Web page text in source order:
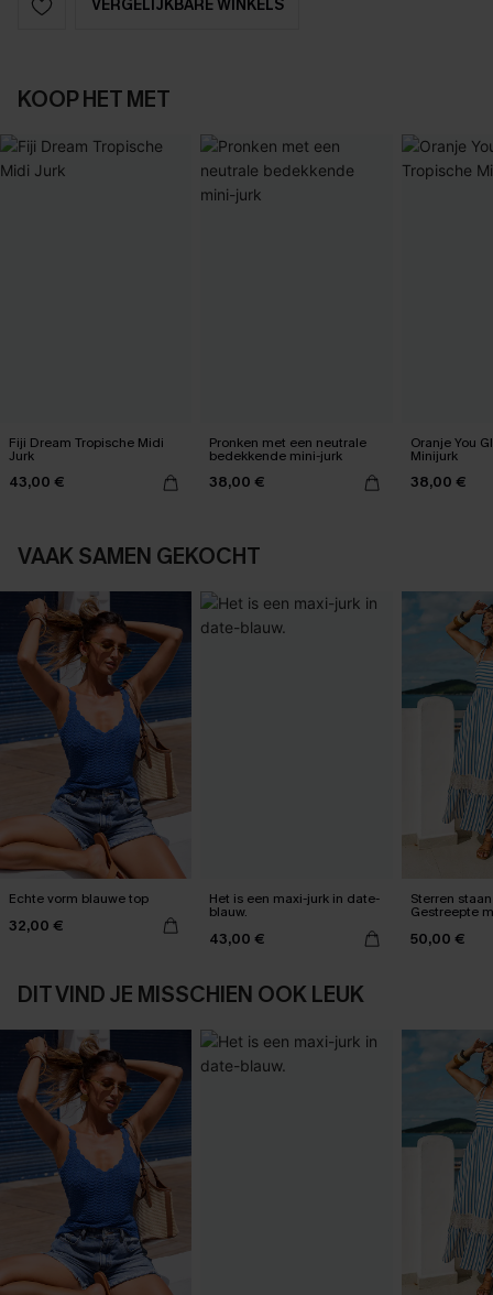
VERGELIJKBARE WINKELS
KOOP HET MET
Fiji Dream Tropische Midi
Jurk
43,00 €
Pronken met een neutrale
bedekkende mini-jurk
38,00 €
Oranje You
Minijurk
38,00 €
VAAK SAMEN GEKOCHT
Echte vorm blauwe top
32,00 €
Het is een maxi-jurk in date-
blauw.
43,00 €
Sterren
Gestreepte
50,00 €
DIT VIND JE MISSCHIEN OOK LEUK